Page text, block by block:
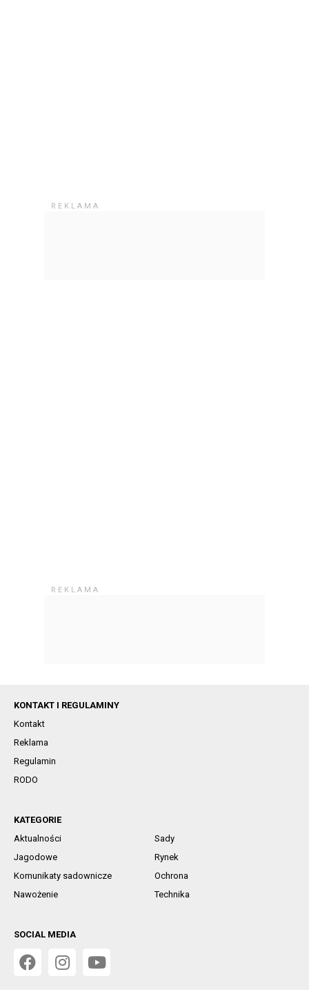
KONTAKT I REGULAMINY
Kontakt
Reklama
Regulamin
RODO
KATEGORIE
Aktualności
Sady
Jagodowe
Rynek
Komunikaty sadownicze
Ochrona
Nawożenie
Technika
SOCIAL MEDIA